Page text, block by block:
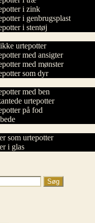
i zink
i genbrugsplast
i stentøj
urtepotter
med ansigter
med mønster
som dyr
med ben
urtepotter
på fod
som urtepotter
i glas